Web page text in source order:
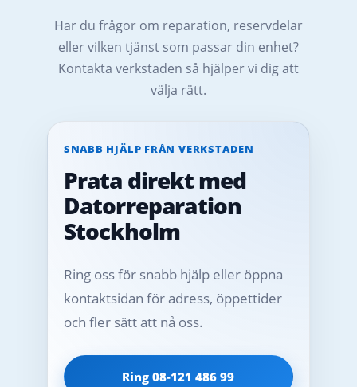
Har du frågor om reparation, reservdelar
eller vilken tjänst som passar din enhet?
Kontakta verkstaden så hjälper vi dig att
välja rätt.
SNABB HJÄLP FRÅN VERKSTADEN
Prata direkt med
Datorreparation
Stockholm
Ring oss för snabb hjälp eller öppna
kontaktsidan för adress, öppettider
och fler sätt att nå oss.
Ring 08‑121 486 99